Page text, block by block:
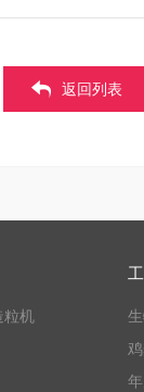
返回列表
粒机